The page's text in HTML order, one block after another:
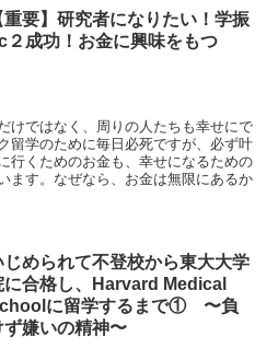
重要】研究者になりたい！学振
２成功！お金に興味をもつ
けではなく、周りの人たちも幸せにで
留学のために毎日必死ですが、必ず叶
行くためのお金も、幸せになるための
ます。なぜなら、お金は無限にあるか
じめられて不登校から東大大学
に合格し、Harvard Medical
に留学するまで① 〜負
ず嫌いの精神〜